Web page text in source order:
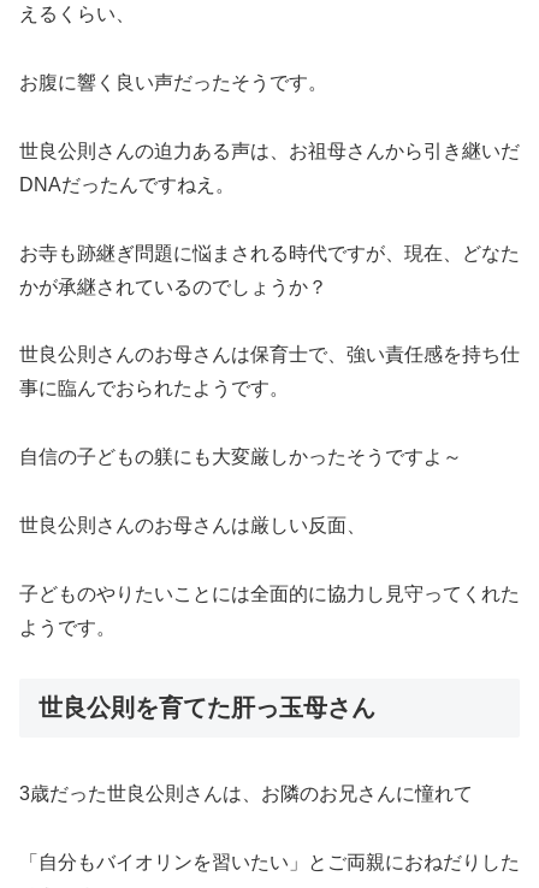
えるくらい、
お腹に響く良い声だったそうです。
世良公則さんの迫力ある声は、お祖母さんから引き継いだ
DNAだったんですねえ。
お寺も跡継ぎ問題に悩まされる時代ですが、現在、どなた
かが承継されているのでしょうか？
世良公則さんのお母さんは保育士で、強い責任感を持ち仕
事に臨んでおられたようです。
自信の子どもの躾にも大変厳しかったそうですよ～
世良公則さんのお母さんは厳しい反面、
子どものやりたいことには全面的に協力し見守ってくれた
ようです。
世良公則を育てた肝っ玉母さん
3歳だった世良公則さんは、お隣のお兄さんに憧れて
「自分もバイオリンを習いたい」とご両親におねだりした